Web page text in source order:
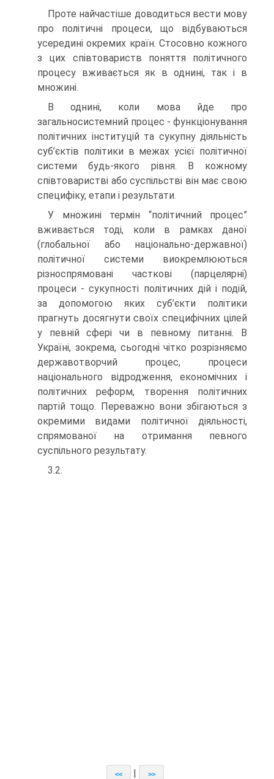
Проте найчастіше доводиться вести мову
про політичні процеси, що відбуваються
усередині окремих країн. Стосовно кожного
з цих співтовариств поняття політичного
процесу вживається як в однині, так і в
множині.
В однині, коли мова йде про
загальносистемний процес - функціонування
політичних інституцій та сукупну діяльність
суб’єктів політики в межах усієї політичної
системи будь-якого рівня. В кожному
співтоваристві або суспільстві він має свою
специфіку, етапи і результати.
У множині термін “політичний процес”
вживається тоді, коли в рамках даної
(глобальної або національно-державної)
політичної системи виокремлюються
різноспрямовані часткові (парцелярні)
процеси - сукупності політичних дій і подій,
за допомогою яких суб’єкти політики
прагнуть досягнути своїх специфічних цілей
у певній сфері чи в певному питанні. В
Україні, зокрема, сьогодні чітко розрізняємо
державотворчий процес, процеси
національного відродження, економічних і
політичних реформ, творення політичних
партій тощо. Переважно вони збігаються з
окремими видами політичної діяльності,
спрямованої на отримання певного
суспільного результату.
3.2.
<< >>